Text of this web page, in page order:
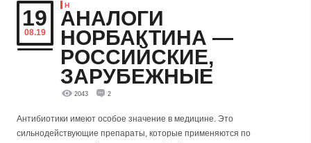
19
08.19
Н
АНАЛОГИ
НОРБАКТИНА —
РОССИЙСКИЕ,
ЗАРУБЕЖНЫЕ
2043 2
Антибиотики имеют особое значение в медицине. Это
сильнодействующие препараты, которые применяются по